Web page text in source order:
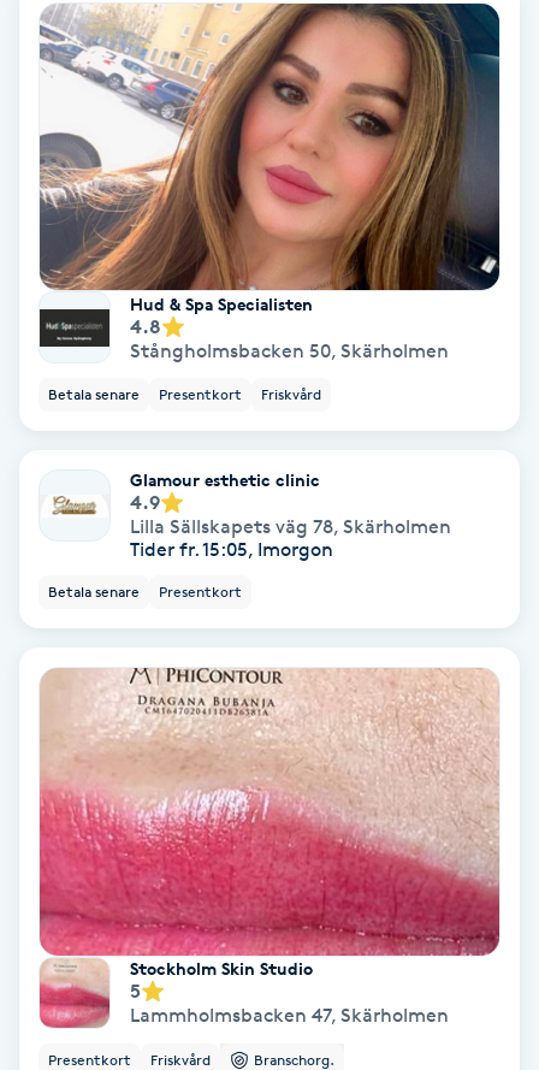
Ansiktsbehandling djuprengörande
Balayage
Bambumassage
Barber
Barnklippning
Blowout
Bottenfärg
Brynfärgning
Brynplockning
Bröllopsuppsättning
Celluliter
Coachning
Hud & Spa Specialisten
4.8
Stångholmsbacken 50, Skärholmen
Betala senare Presentkort Friskvård
Glamour esthetic clinic
4.9
Lilla Sällskapets väg 78, Skärholmen
Tider fr. 15:05, Imorgon
Betala senare Presentkort
Stockholm Skin Studio
5
Lammholmsbacken 47, Skärholmen
Presentkort Friskvård Branschorg.